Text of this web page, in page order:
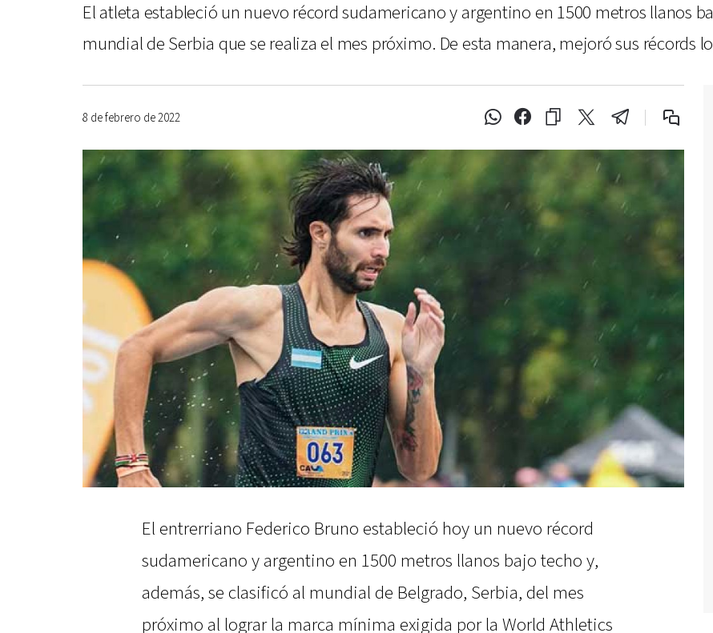
El atleta estableció un nuevo récord sudamericano y argentino en 1500 metros llanos
mundial de Serbia que se realiza el mes próximo. De esta manera, mejoró sus récords
8 de febrero de 2022
El entrerriano Federico Bruno estableció hoy un nuevo récord
sudamericano y argentino en 1500 metros llanos bajo techo y,
además, se clasificó al mundial de Belgrado, Serbia, del mes
próximo al lograr la marca mínima exigida por la World Athletics